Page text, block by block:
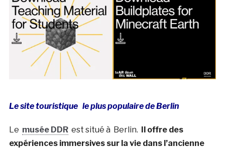
Le site touristique le plus populaire de Berlin
Le musée DDRest situé à Berlin. Il offre des
expériences immersives sur la vie dans l’ancienne